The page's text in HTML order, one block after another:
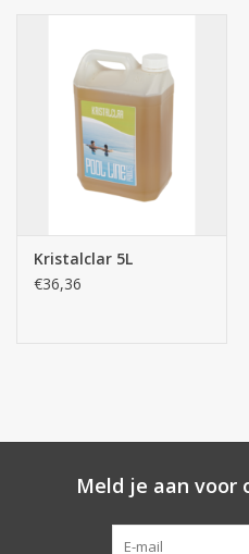
Kristalclar 5L
€36,36
Meld je aan voor